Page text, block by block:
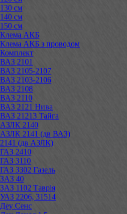
130 см
140 см
150 см
Клема АКБ
Клема АКБ з проводом
Комплект
ВАЗ 2101
ВАЗ 2105-2107
ВАЗ 2103-2106
ВАЗ 2108
ВАЗ 2110
ВАЗ 2121 Нива
ВАЗ 21213 Тайга
АЗЛК 2140
АЗЛК 2141 (дв ВАЗ)
2141 (дв АЗЛК)
ГАЗ 2410
ГАЗ 3110
ГАЗ 3302 Газель
ЗАЗ 40
ЗАЗ 1102 Таврія
УАЗ 2206, 31514
Деу Сенс